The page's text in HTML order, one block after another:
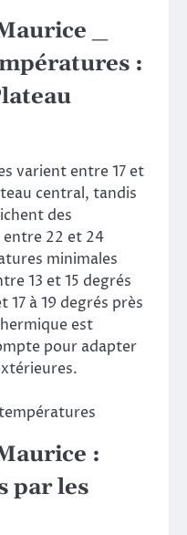
_
:
varient entre 17 et
central, tandis
des
22 et 24
minimales
13 et 15 degrés
17 à 19 degrés près
est
pour adapter
:
par les